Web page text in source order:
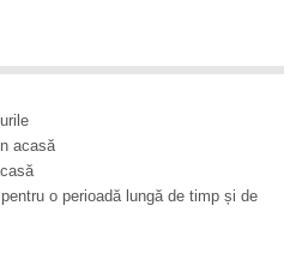
acasă
o perioadă lungă de timp și de